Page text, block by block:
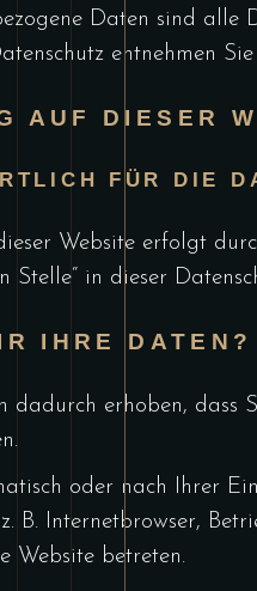
Daten sind
entnehmen
AUF DIESER
FÜR DIE
Website erfolgt
Stelle“ in dieser
IHRE DATEN?
dadurch erhoben, dass
oder nach Ihrer
B. Internetbrowser,
Website betreten.